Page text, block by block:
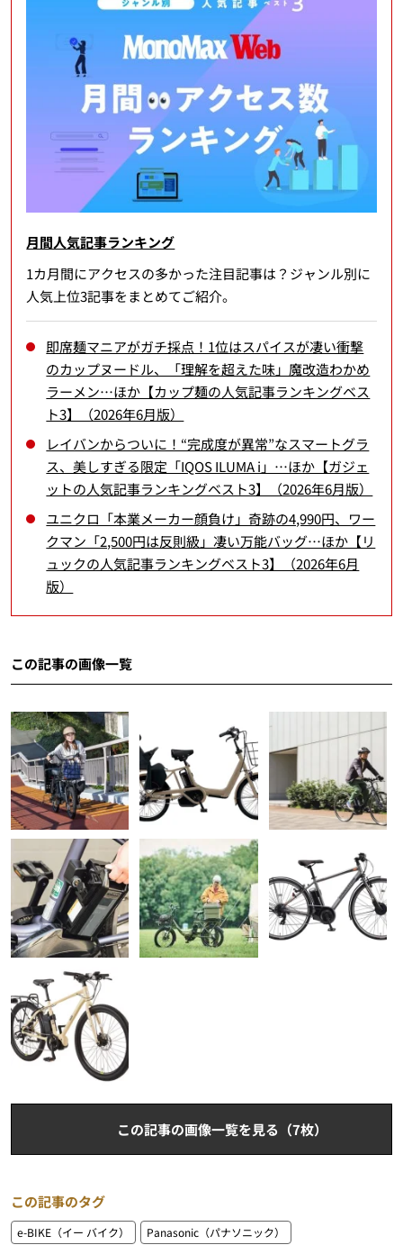
月間人気記事ランキング
1カ月間にアクセスの多かった注目記事は？ジャンル別に
人気上位3記事をまとめてご紹介。
即席麺マニアがガチ採点！1位はスパイスが凄い衝撃
のカップヌードル、「理解を超えた味」魔改造わかめ
ラーメン…ほか【カップ麺の人気記事ランキングベス
ト3】（2026年6月版）
レイバンからついに！“完成度が異常”なスマートグラ
ス、美しすぎる限定「IQOS ILUMA i」…ほか【ガジェ
ットの人気記事ランキングベスト3】（2026年6月版）
ユニクロ「本業メーカー顔負け」奇跡の4,990円、ワー
クマン「2,500円は反則級」凄い万能バッグ…ほか【リ
ュックの人気記事ランキングベスト3】（2026年6月
版）
この記事の画像一覧
この記事の画像一覧を見る（7枚）
この記事のタグ
e-BIKE（イー バイク）
Panasonic（パナソニック）